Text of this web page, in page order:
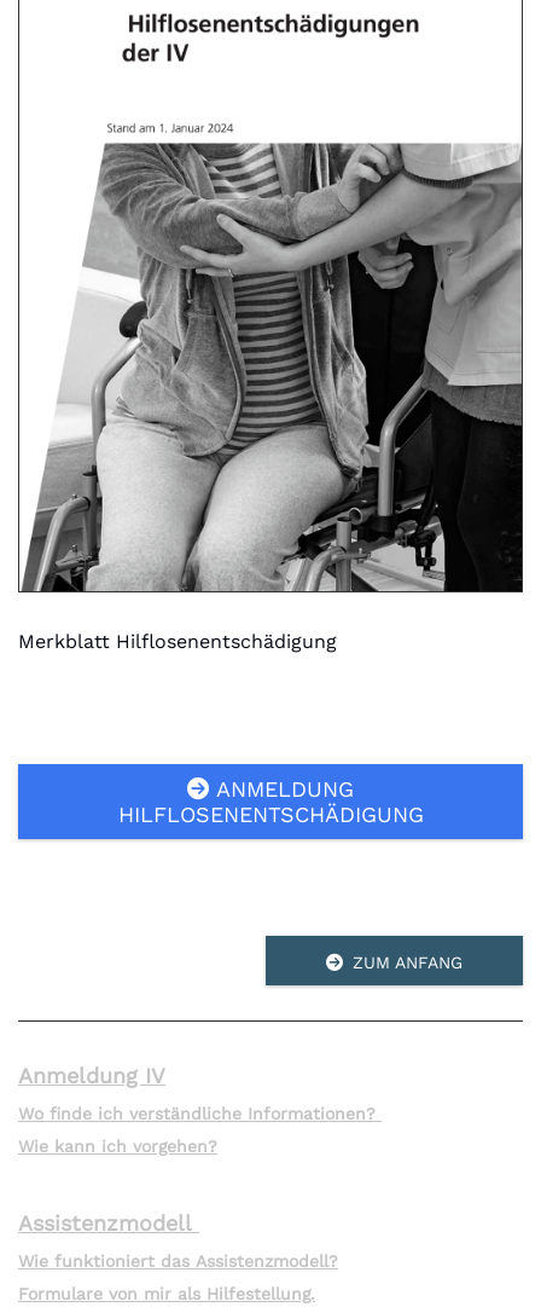
Merkblatt Hilflosenentschädigung
 ANMELDUNG
HILFLOSENENTSCHÄDIGUNG
 ZUM ANFANG
Anmeldung IV
Wo finde ich verständliche Informationen?
Wie kann ich vorgehen?
Assistenzmodell
Wie funktioniert das Assistenzmodell?
Formulare von mir als Hilfestellung.